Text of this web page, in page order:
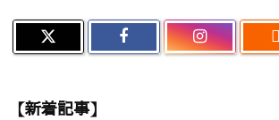

【新着記事】